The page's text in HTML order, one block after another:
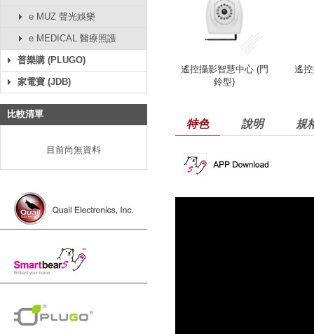
e MUZ 聲光娛樂
e MEDICAL 醫療照護
普樂購 (PLUGO)
家電寶 (JDB)
比較清單
目前尚無資料
遙控攝影智慧中心 (門
鈴型)
遙
特色 說明 規